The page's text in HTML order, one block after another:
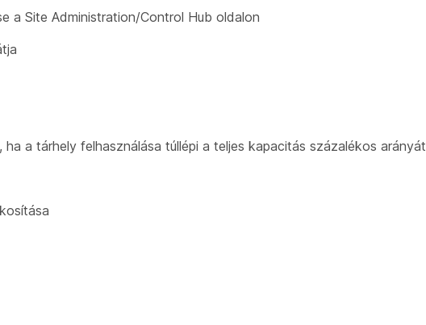
a Site Administration/Control Hub oldalon
a tárhely felhasználása túllépi a teljes kapacitás százalékos arányát